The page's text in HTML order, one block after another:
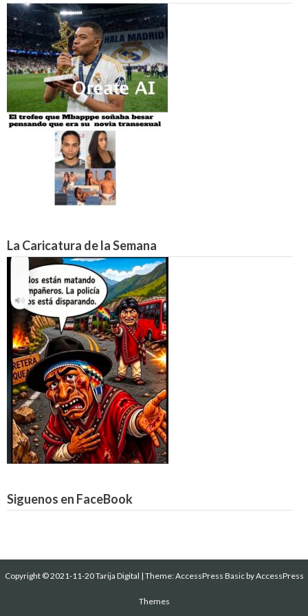
La Caricatura de la Semana
Siguenos en FaceBook
Copyright © 2021-11-20 Tarija Digital | Theme:AccessPress Basicby AccessPress
Themes